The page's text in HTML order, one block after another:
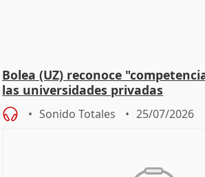
Bolea (UZ) reconoce
las universidades privadas
Sonido Totales 25/07/2026